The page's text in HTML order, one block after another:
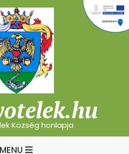
Község honlapja
MENU